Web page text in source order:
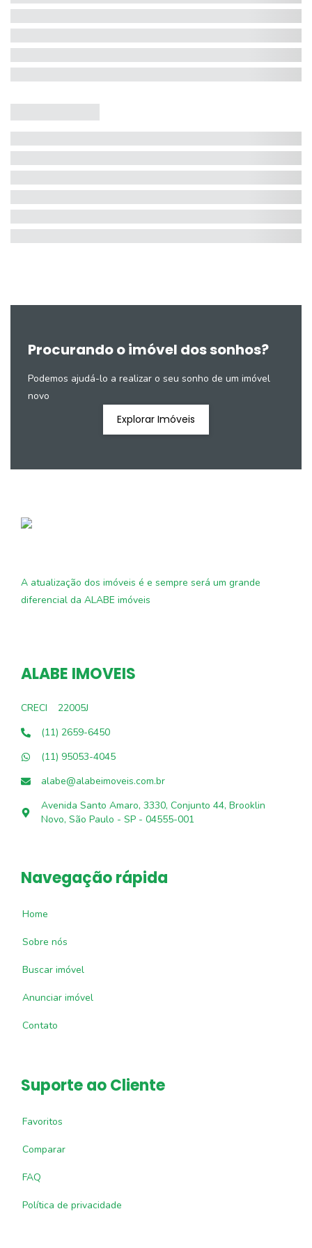
Procurando o imóvel dos sonhos?
Podemos ajudá-lo a realizar o seu sonho de um imóvel
novo
Explorar Imóveis
A atualização dos imóveis é e sempre será um grande
diferencial da ALABE imóveis
ALABE IMOVEIS
CRECI
22005J
(11) 2659-6450
(11) 95053-4045
alabe@alabeimoveis.com.br
Avenida Santo Amaro, 3330, Conjunto 44, Brooklin
Novo, São Paulo - SP - 04555-001
Navegação rápida
Home
Sobre nós
Buscar imóvel
Anunciar imóvel
Contato
Suporte ao Cliente
Favoritos
Comparar
FAQ
Política de privacidade